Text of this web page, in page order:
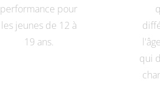
performance pour
les jeunes de 12 à
19 ans.
qui